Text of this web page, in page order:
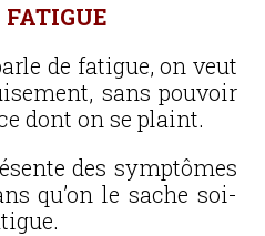
FATIGUE
de fatigue, on veut
sans pouvoir
dont on se plaint.
des symptômes
qu’on le sache soi-